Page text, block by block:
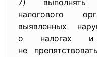
7) выполнять
налогового
выявленных
о налогах
не